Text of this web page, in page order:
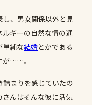
し、男女関係以外と見
ギーの自然な情の通
単純な結婚とかである
が……。
詰まりを感じていたの
さんはそんな彼に活気